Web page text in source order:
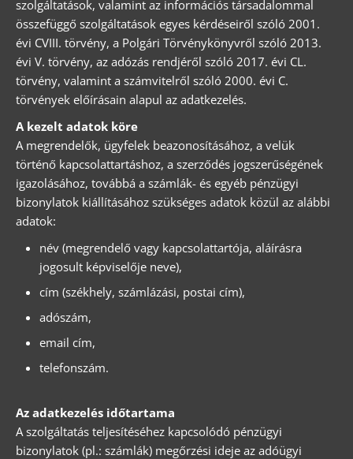
szolgáltatások, valamint az információs társadalommal
összefüggő szolgáltatások egyes kérdéseiről szóló 2001.
évi CVIII. törvény, a Polgári Törvénykönyvről szóló 2013.
évi V. törvény, az adózás rendjéről szóló 2017. évi CL.
törvény, valamint a számvitelről szóló 2000. évi C.
törvények előírásain alapul az adatkezelés.
A kezelt adatok köre
A megrendelők, ügyfelek beazonosításához, a velük
történő kapcsolattartáshoz, a szerződés jogszerűségének
igazolásához, továbbá a számlák- és egyéb pénzügyi
bizonylatok kiállításához szükséges adatok közül az alábbi
adatok:
név (megrendelő vagy kapcsolattartója, aláírásra
jogosult képviselője neve),
cím (székhely, számlázási, postai cím),
adószám,
email cím,
telefonszám.
Az adatkezelés időtartama
A szolgáltatás teljesítéséhez kapcsolódó pénzügyi
bizonylatok (pl.: számlák) megőrzési ideje az adóügyi